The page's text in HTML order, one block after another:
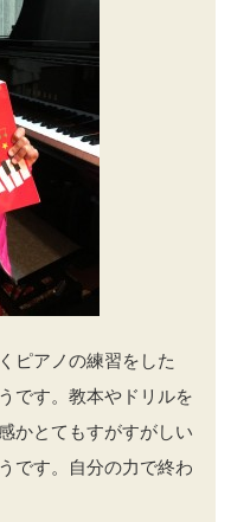
ピアノの練習をした
です。教本やドリルを
かとてもすがすがしい
です。自分の力で終わ